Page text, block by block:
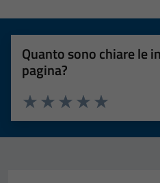
Quanto sono chiare le
pagina?
Valuta 5
Valuta 4 stelle su
Valuta 3 stelle su 5
Valuta 2 stelle su 5
Valuta 1 stelle su 5